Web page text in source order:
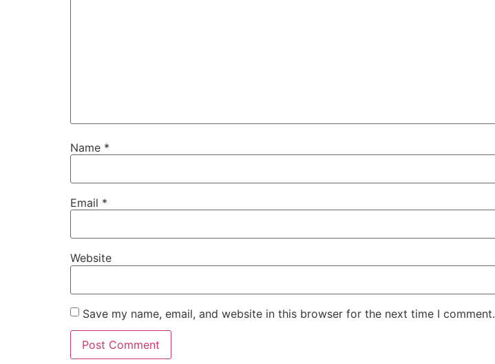
Name *
Email *
Website
Save my name, email, and website in this browser for the next time I comment.